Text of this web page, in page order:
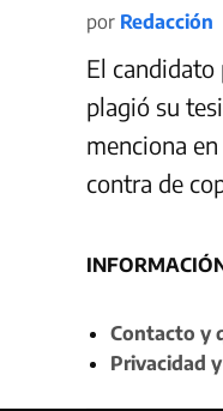
por Redacción
El candidato
plagió su
menciona
contra de
Contacto y
Privacidad